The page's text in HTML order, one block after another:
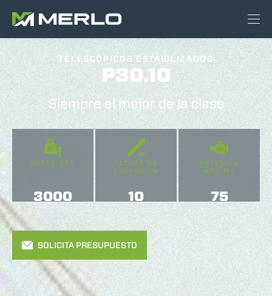
TELESCÓPICOS ESTABILIZADOS
P30.10
Siempre el mejor de la clase
CAPACIDAD
3000
ALTURA DE
ELEVACIÓN
10
POTENCIA
MÁXIMA
75
SOLICITA PRESUPUESTO